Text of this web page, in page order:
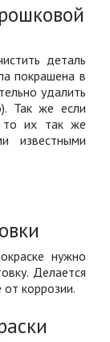
деталь
покрашена в
удалить
Так же если
то их так же
известными
нужно
Делается
коррозии.